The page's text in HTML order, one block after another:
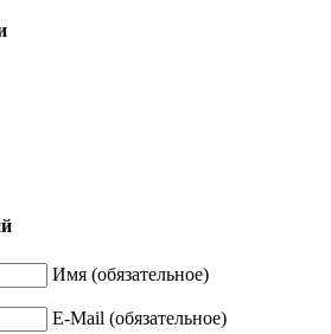
Имя (обязательное)
E-Mail (обязательное)